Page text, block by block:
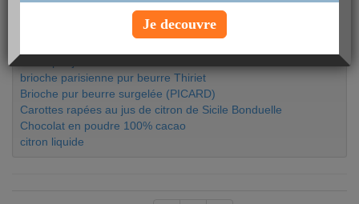
100% pur jus Carrefour
100% pur jus de fruits Tropicana ananas goyave
brioche parisienne pur beurre Thiriet
Brioche pur beurre surgelée (PICARD)
Carottes rapées au jus de citron de Sicile Bonduelle
Chocolat en poudre 100% cacao
citron liquide
Je decouvre